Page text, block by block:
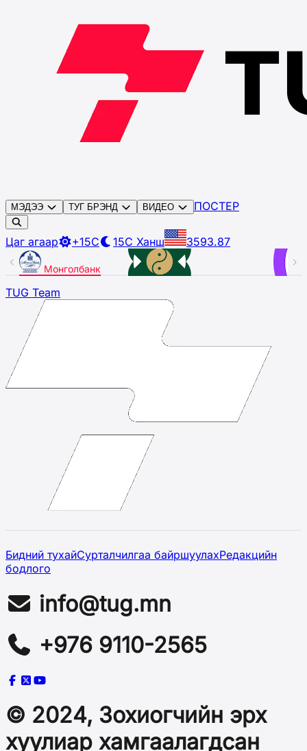
МЭДЭЭ ТУГ БРЭНД ВИДЕО ПОСТЕР
Цаг агаар +15C 15C Ханш 3593.87
Монголбанк
TUG Team
Бидний тухайСурталчилгаа байршуулахРедакцийн
бодлого
info@tug.mn
+976 9110-2565
© 2024, Зохиогчийн эрх
хуулиар хамгаалагдсан